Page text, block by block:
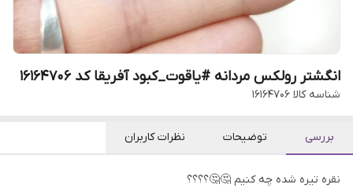
انگشتر رولکس مردانه #یاقوت_کبود آفریقا کد 16164706
شناسه کالا 16164706
بررسی توضیحات نظرات کاربران
نقره تیره شده چه کنیم 🤔🤔؟؟؟؟